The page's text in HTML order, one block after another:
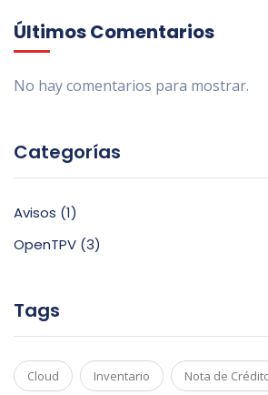
Últimos Comentarios
No hay comentarios para mostrar.
Categorías
Avisos (1)
OpenTPV (3)
Tags
Cloud Inventario Nota de